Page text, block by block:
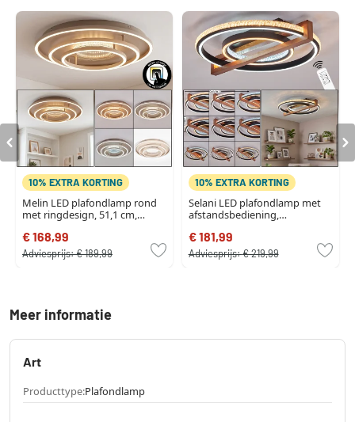
10% EXTRA KORTING
Melin LED plafondlamp rond
met ringdesign, 51,1 cm,
€ 168,99
Adviesprijs:€ 189,99
10% EXTRA KORTING
Selani LED plafondlamp met
afstandsbediening,
€ 181,99
Adviesprijs:€ 219,99
Meer informatie
Art
Producttype:Plafondlamp